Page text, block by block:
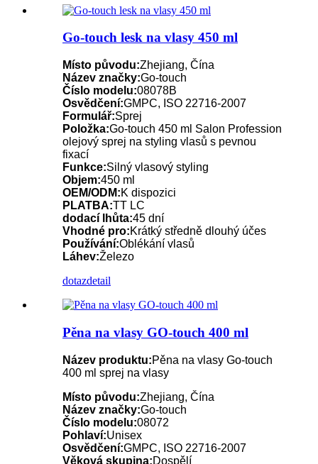
Go-touch lesk na vlasy 450 ml
Místo původu:Zhejiang, Čína
Název značky:Go-touch
Číslo modelu:08078B
Osvědčení:GMPC, ISO 22716-2007
Formulář:Sprej
Položka:Go-touch 450 ml Salon Profession
olejový sprej na styling vlasů s pevnou
fixací
Funkce:Silný vlasový styling
Objem:450 ml
OEM/ODM:K dispozici
PLATBA:TT LC
dodací lhůta:45 dní
Vhodné pro:Krátký středně dlouhý účes
Používání:Oblékání vlasů
Láhev:Železo
dotazdetail
Pěna na vlasy GO-touch 400 ml
Název produktu:Pěna na vlasy Go-touch
400 ml sprej na vlasy
Místo původu:Zhejiang, Čína
Název značky:Go-touch
Číslo modelu:08072
Pohlaví:Unisex
Osvědčení:GMPC, ISO 22716-2007
Věková skupina:Dospělí